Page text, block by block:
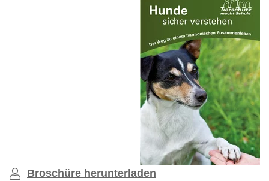
Broschüre herunterladen